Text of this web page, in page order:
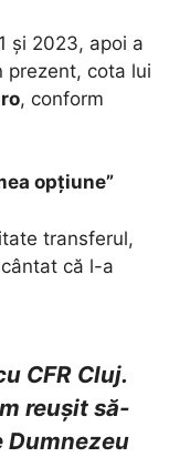
și 2023, apoi a
prezent, cota lui
, conform
opțiune”
transferul,
că l-a
CFR Cluj.
reușit să-
Dumnezeu